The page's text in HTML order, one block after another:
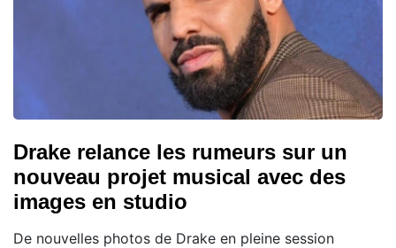
Drake relance les rumeurs sur un
nouveau projet musical avec des
images en studio
De nouvelles photos de Drake en pleine session